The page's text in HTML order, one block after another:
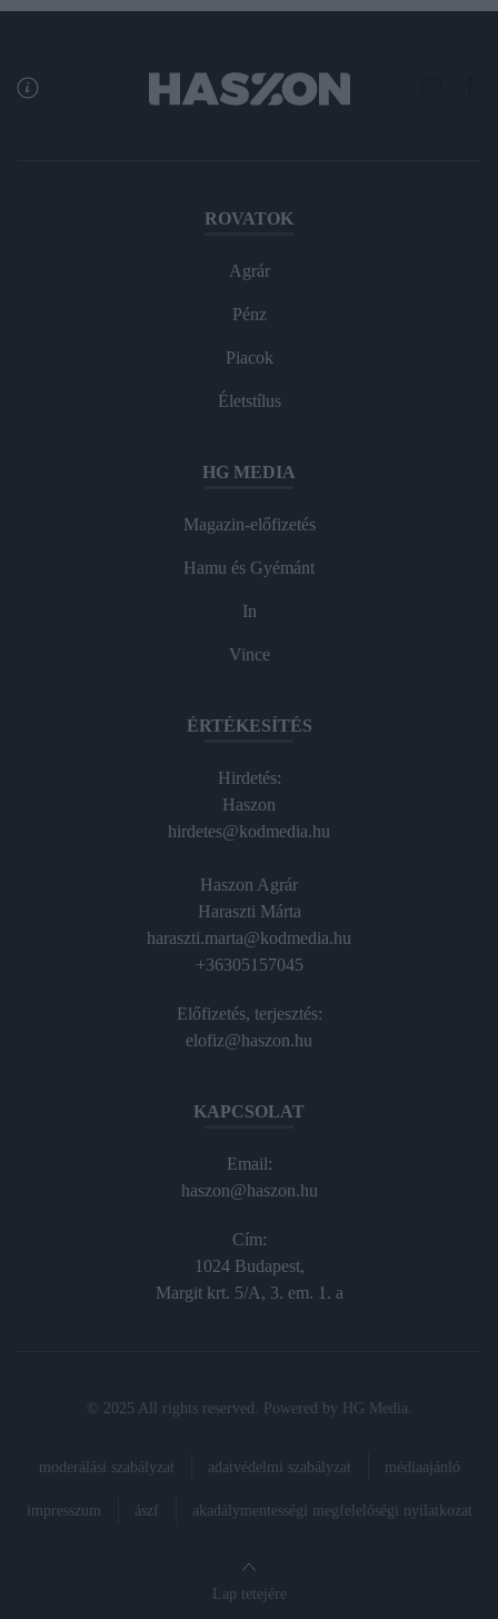
ROVATOK
Agrár
Pénz
Piacok
Életstílus
HG MEDIA
Magazin-előfizetés
Hamu és Gyémánt
In
Vince
ÉRTÉKESÍTÉS
Hirdetés:
Haszon
hirdetes@kodmedia.hu
Haszon Agrár
Haraszti Márta
haraszti.marta@kodmedia.hu
+36305157045
Előfizetés, terjesztés:
elofiz@haszon.hu
KAPCSOLAT
Email:
haszon@haszon.hu
Cím:
1024 Budapest,
Margit krt. 5/A, 3. em. 1. a
© 2025 All rights reserved. Powered by HG Media
moderálási szabályzat adatvédelmi szabályzat médiaajánló
impresszum ászf akadálymentességi megfelelőségi nyilatkozat
Lap tetejére